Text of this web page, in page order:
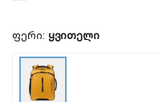
ფერი: ყვითელი